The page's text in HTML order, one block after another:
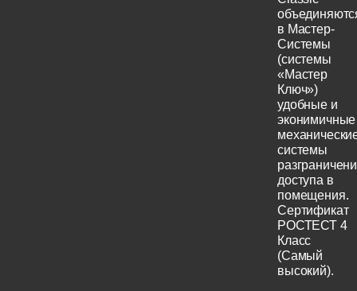
в Мастер-
Системы
(системы
«Мастер
Ключ»)
удобные и
эконимичные
системы
доступа в
помещения.
Сертификат
РОСТЕСТ 4
Класс
(Самый
высокий).